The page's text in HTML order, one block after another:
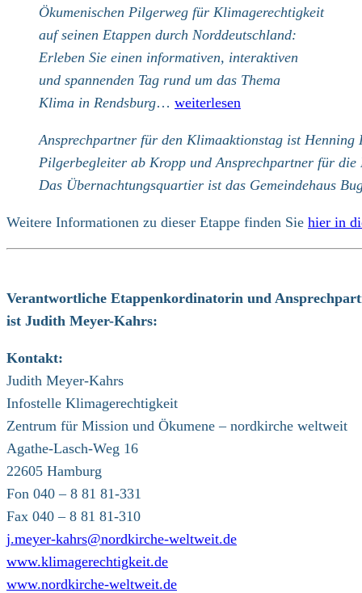
Ökumenischen Pilgerweg für Klimagerechtigkeit
auf seinen Etappen durch Norddeutschland:
Erleben Sie einen informativen, interaktiven
und spannenden Tag rund um das Thema
Klima in Rendsburg… weiterlesen
Ansprechpartner für den Klimaaktionstag ist Henning
Pilgerbegleiter ab Kropp und Ansprechpartner für
Das Übernachtungsquartier ist das Gemeindehaus
Weitere Informationen zu dieser Etappe finden Sie hier in
Verantwortliche Etappenkordinatorin und
ist Judith Meyer-Kahrs:
Kontakt:
Judith Meyer-Kahrs
Infostelle Klimagerechtigkeit
Zentrum für Mission und Ökumene – nordkirche weltweit
Agathe-Lasch-Weg 16
22605 Hamburg
Fon 040 – 8 81 81-331
Fax 040 – 8 81 81-310
j.meyer-kahrs@nordkirche-weltweit.de
www.klimagerechtigkeit.de
www.nordkirche-weltweit.de